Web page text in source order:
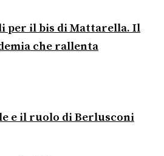
per il bis di Mattarella. Il
che rallenta
e il ruolo di Berlusconi